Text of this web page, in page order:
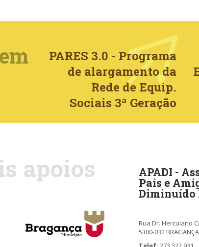
PARES 3.0 - Programa
de alargamento da
Rede de Equip.
Sociais 3ª Geração
apoios APADI -
Pais e
Diminuído
Rua Dr. Herculano
5300-032 BRAGANÇA